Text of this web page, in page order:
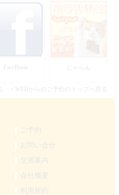
FaceBook じゃらん
＞WEBからのご予約のトップへ戻る
ご予約
お問い合せ
交通案内
会社概要
利用規約